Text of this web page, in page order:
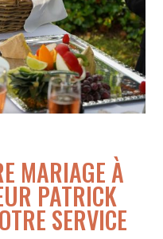
MARIAGE À
PATRICK
SERVICE